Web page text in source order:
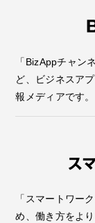
「BizAppチャン
ど、ビジネスア
報メディアです。
「スマートワー
め、働き方をよ